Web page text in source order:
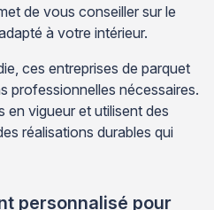
de vous conseiller sur le
à votre intérieur.
ces entreprises de parquet
professionnelles nécessaires.
en vigueur et utilisent des
réalisations durables qui
personnalisé pour